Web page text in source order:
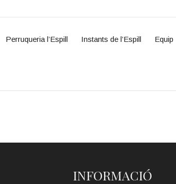
Perruqueria l’Espill Instants de l’Espill Equip
INFORMACIÓ